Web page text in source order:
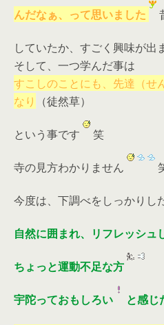
んだなぁ、って思いました
していたか、すごく興味が出
そして、一つ学んだ事は
すこしのことにも、先達（せ
なり
（徒然草）
という事です 笑
寺の見方わかりません
今度は、下調べをしっかりし
自然に囲まれ、リフレッシュ
ちょっと運動不足な方
宇陀っておもしろい と感じ